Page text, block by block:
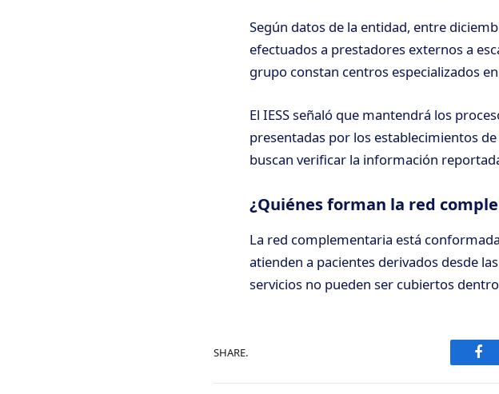
Según datos de la entidad, entre
efectuados a prestadores externos a
grupo constan centros especializados
El IESS señaló que mantendrá los
presentadas por los establecimientos
buscan verificar la información
¿Quiénes forman la red
La red complementaria está
atienden a pacientes derivados desde
servicios no pueden ser cubiertos
SHARE.